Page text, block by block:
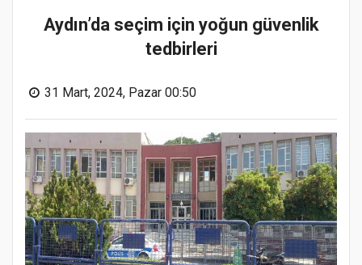
Aydın’da seçim için yoğun güvenlik
tedbirleri
31 Mart, 2024, Pazar 00:50